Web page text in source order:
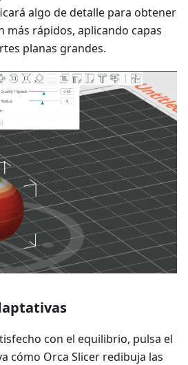
algo de detalle para obtener
más rápidos, aplicando capas
planas grandes.
con el equilibrio, pulsa el
cómo Orca Slicer redibuja las